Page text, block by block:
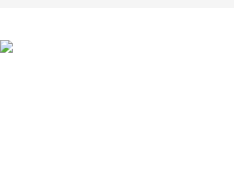
Depoimentos de alunos